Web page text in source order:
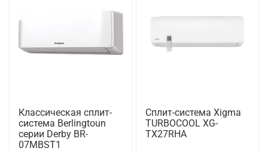
Классическая сплит-
система Berlingtoun
серии Derby BR-
07MBST1
Сплит-система Xigma
TURBOCOOL XG-
TX27RHA